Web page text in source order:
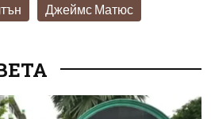
Джеймс Матюс